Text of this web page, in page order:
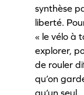
synthèse
liberté.
« le vélo à
explorer,
de rouler
qu’on
qu’un seul.